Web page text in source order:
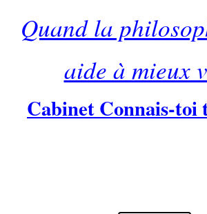
Quand la
aide à mieux
Cabinet Connais-toi